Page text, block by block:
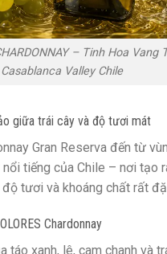
– Tinh Hoa Vang
Casablanca Valley Chile
giữa trái cây và độ tươi mát
Gran Reserva đến từ
tiếng của Chile – nơi tạo
tươi và khoáng chất rất
Chardonnay
táo xanh, lê, cam chanh và